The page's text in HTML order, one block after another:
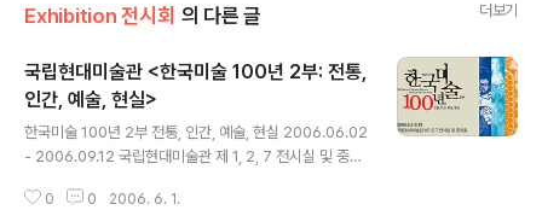
Exhibition 전시회 의 다른 글 더보기
국립현대미술관 <한국미술 100년 2부: 전통,
인간, 예술, 현실>
한국미술 100년 2부 전통, 인간, 예술, 현실 2006.06.02
- 2006.09.12 국립현대미술관 제 1, 2, 7 전시실 및 중앙
0 0 2006. 6. 1.